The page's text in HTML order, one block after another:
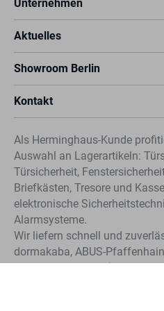
Hitzewarnmelder –
Standards Institution (BSI)
überwacht durch die
Unternehmen
Aktuelles
Showroom Berlin
Kontakt
Als Herminghaus-Kunde
Auswahl an Lagerartikeln:
Türsicherheit,
Briefkästen, Tresore und
elektronische
Alarmsysteme.
Wir liefern schnell und
dormakaba, ABUS-
Sicherheitstechnik (CLIQ®,